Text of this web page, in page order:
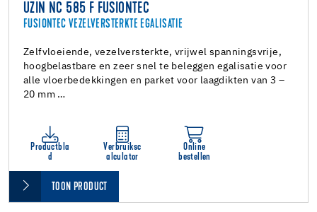
UZIN NC 585 F FUSIONTEC
FUSIONTEC VEZELVERSTERKTE EGALISATIE
Zelfvloeiende, vezelversterkte, vrijwel spanningsvrije,
hoogbelastbare en zeer snel te beleggen egalisatie voor
alle vloerbedekkingen en parket voor laagdikten van 3 –
20 mm …
Productbla
d
Verbruiksc
alculator
Online
bestellen
TOON PRODUCT